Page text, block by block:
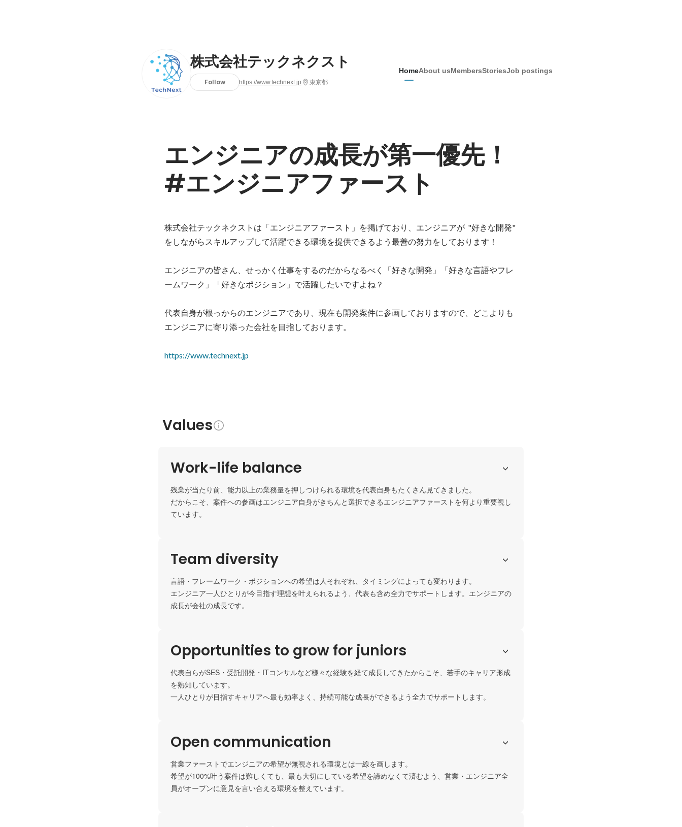
株式会社テックネクスト
Follow https://www.technext.jp 東京都
HomeAbout usMembersStoriesJob postings
エンジニアの成長が第一優先！
#エンジニアファースト
株式会社テックネクストは「エンジニアファースト」を掲げており、エンジニアが  "好きな開発"
をしながらスキルアップして活躍できる環境を提供できるよう最善の努力をしております！
エンジニアの皆さん、せっかく仕事をするのだからなるべく「好きな開発」「好きな言語やフレ
ームワーク」「好きなポジション」で活躍したいですよね？
代表自身が根っからのエンジニアであり、現在も開発案件に参画しておりますので、どこよりも
エンジニアに寄り添った会社を目指しております。
https://www.technext.jp
Values
Work-life balance
残業が当たり前、能力以上の業務量を押しつけられる環境を代表自身もたくさん見てきました。
だからこそ、案件への参画はエンジニア自身がきちんと選択できるエンジニアファーストを何より重要視し
ています。
Team diversity
言語・フレームワーク・ポジションへの希望は人それぞれ、タイミングによっても変わります。
エンジニア一人ひとりが今目指す理想を叶えられるよう、代表も含め全力でサポートします。エンジニアの
成長が会社の成長です。
Opportunities to grow for juniors
代表自らがSES・受託開発・ITコンサルなど様々な経験を経て成長してきたからこそ、若手のキャリア形成
を熟知しています。
一人ひとりが目指すキャリアへ最も効率よく、持続可能な成長ができるよう全力でサポートします。
Open communication
営業ファーストでエンジニアの希望が無視される環境とは一線を画します。
希望が100%叶う案件は難しくても、最も大切にしている希望を諦めなくて済むよう、営業・エンジニア全
員がオープンに意見を言い合える環境を整えています。